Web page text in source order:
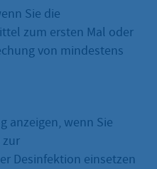
Sie die
zum ersten Mal oder
von mindestens
anzeigen, wenn Sie
Desinfektion einsetzen